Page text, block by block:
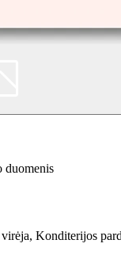
duomenis
Konditerijos